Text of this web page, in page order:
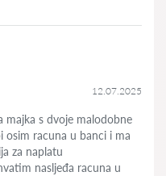
12.07.2025
majka s dvoje malodobne
osim racuna u banci i ma
za naplatu
nasljeđa racuna u